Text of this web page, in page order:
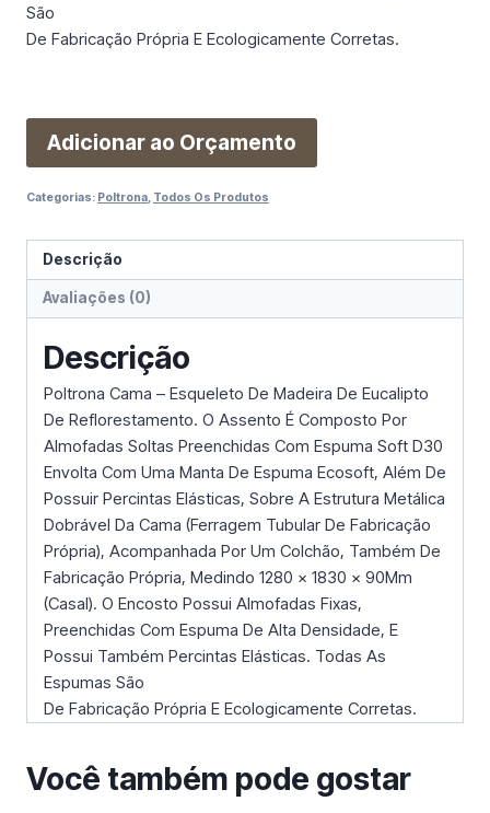
São
De Fabricação Própria E Ecologicamente Corretas.
Adicionar ao Orçamento
Categorias: Poltrona, Todos Os Produtos
Descrição
Avaliações (0)
Descrição
Poltrona Cama – Esqueleto De Madeira De Eucalipto
De Reflorestamento. O Assento É Composto Por
Almofadas Soltas Preenchidas Com Espuma Soft D30
Envolta Com Uma Manta De Espuma Ecosoft, Além De
Possuir Percintas Elásticas, Sobre A Estrutura Metálica
Dobrável Da Cama (Ferragem Tubular De Fabricação
Própria), Acompanhada Por Um Colchão, Também De
Fabricação Própria, Medindo 1280 × 1830 × 90Mm
(Casal). O Encosto Possui Almofadas Fixas,
Preenchidas Com Espuma De Alta Densidade, E
Possui Também Percintas Elásticas. Todas As
Espumas São
De Fabricação Própria E Ecologicamente Corretas.
Você também pode gostar